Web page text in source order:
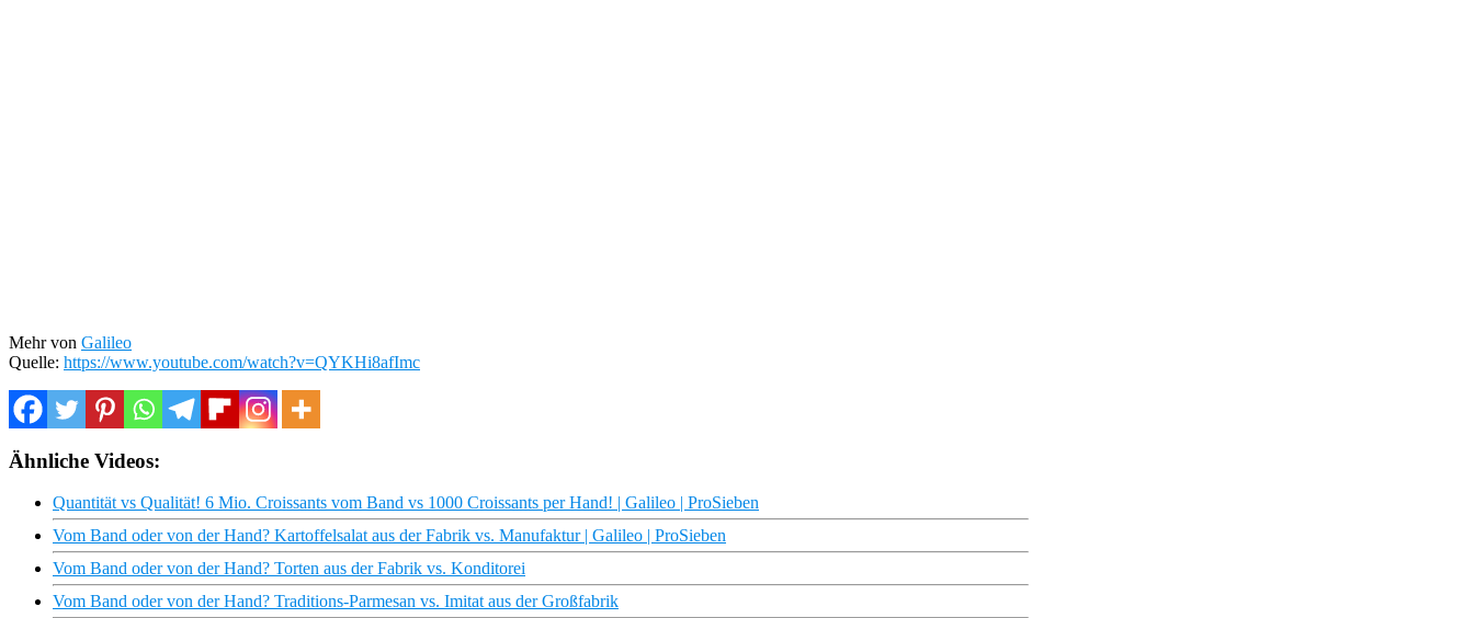
Mehr von Galileo
Quelle: https://www.youtube.com/watch?v=QYKHi8afImc
Ähnliche Videos:
Quantität vs Qualität! 6 Mio. Croissants vom Band vs 1000 Croissants per Hand! | Galileo | ProSieben
Vom Band oder von der Hand? Kartoffelsalat aus der Fabrik vs. Manufaktur | Galileo | ProSieben
Vom Band oder von der Hand? Torten aus der Fabrik vs. Konditorei
Vom Band oder von der Hand? Traditions-Parmesan vs. Imitat aus der Großfabrik